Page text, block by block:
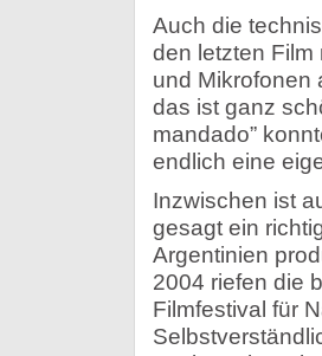
Auch die
den letzten Film
und Mikrofonen
das ist ganz
mandado”
endlich eine
Inzwischen ist
gesagt ein
Argentinien
2004 riefen die
Filmfestival für